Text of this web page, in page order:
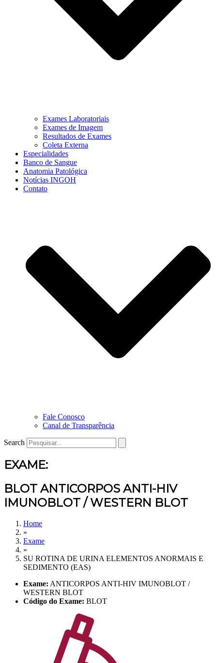
Exames Laboratoriais
Exames de Imagem
Resultados de Exames
Coleta Externa
Especialidades
Banco de Sangue
Anatomia Patológica
Notícias INGOH
Contato
Fale Conosco
Canal de Transparência
Search
EXAME:
BLOT ANTICORPOS ANTI-HIV
IMUNOBLOT / WESTERN BLOT
Home
»
Exame
»
SU ROTINA DE URINA ELEMENTOS ANORMAIS E
SEDIMENTO (EAS)
Exame: ANTICORPOS ANTI-HIV IMUNOBLOT /
WESTERN BLOT
Código do Exame: BLOT